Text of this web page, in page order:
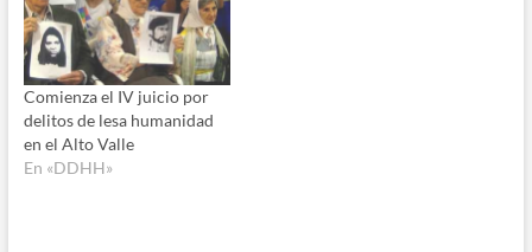
Comienza el IV juicio por
delitos de lesa humanidad
en el Alto Valle
En «DDHH»